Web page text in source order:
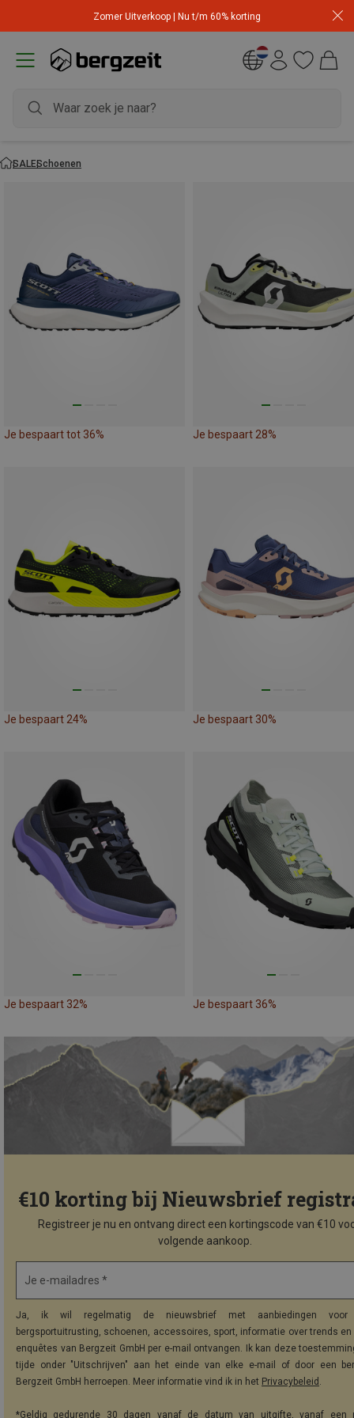
Zomer Uitverkoop | Nu t/m 60% korting
SALESchoenen
Je bespaart tot 36% Je bespaart 28%
Je bespaart 24% Je bespaart 30%
Je bespaart 32% Je bespaart 36%
€10 korting bij Nieuwsbrief
Registreer je nu en ontvang direct een kortingscode van €10
volgende aankoop.
Je e-mailadres *
Ja, ik wil regelmatig de nieuwsbrief met aanbiedingen voor
bergsportuitrusting, schoenen, accessoires, sport, informatie over trends
enquêtes van Bergzeit GmbH per e-mail ontvangen. Ik kan deze
tijde onder "Uitschrijven" aan het einde van elke e-mail of door een
Bergzeit GmbH herroepen. Meer informatie vind ik in het Privacybeleid .
*Geldig gedurende 30 dagen vanaf de datum van uitgifte, vanaf een